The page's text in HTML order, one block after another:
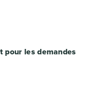
pour les demandes